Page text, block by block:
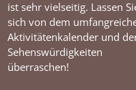
ist sehr vielseitig. Lassen
sich von dem
Aktivitätenkalender und
Sehenswürdigkeiten
überraschen!